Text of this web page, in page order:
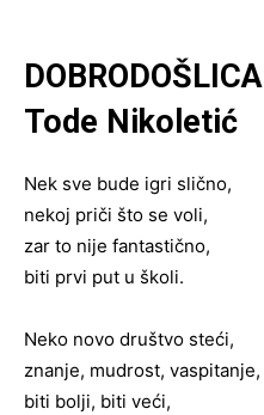
DOBRODOŠLICA
Tode Nikoletić
Nek sve bude igri slično,
nekoj priči što se voli,
zar to nije fantastično,
biti prvi put u školi.
Neko novo društvo steći,
znanje, mudrost, vaspitanje,
biti bolji, biti veći,